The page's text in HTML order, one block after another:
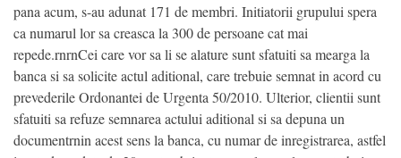
pana acum, s-au adunat 171 de membri. Initiatorii grupului spera
ca numarul lor sa creasca la 300 de persoane cat mai
repede.rnrnCei care vor sa li se alature sunt sfatuiti sa mearga la
banca si sa solicite actul aditional, care trebuie semnat in acord cu
prevederile Ordonantei de Urgenta 50/2010. Ulterior, clientii sunt
sfatuiti sa refuze semnarea actului aditional si sa depuna un
documentrnin acest sens la banca, cu numar de inregistrarea, astfel